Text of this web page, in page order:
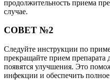
продолжительность приема
случае.
СОВЕТ №2
Следуйте инструкции по
прекращайте прием препарата
появятся улучшения. Это
инфекции и обеспечить